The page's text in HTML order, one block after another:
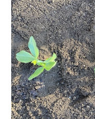
フ /
C
A
I
N
Z
-
S
T
A
F
F